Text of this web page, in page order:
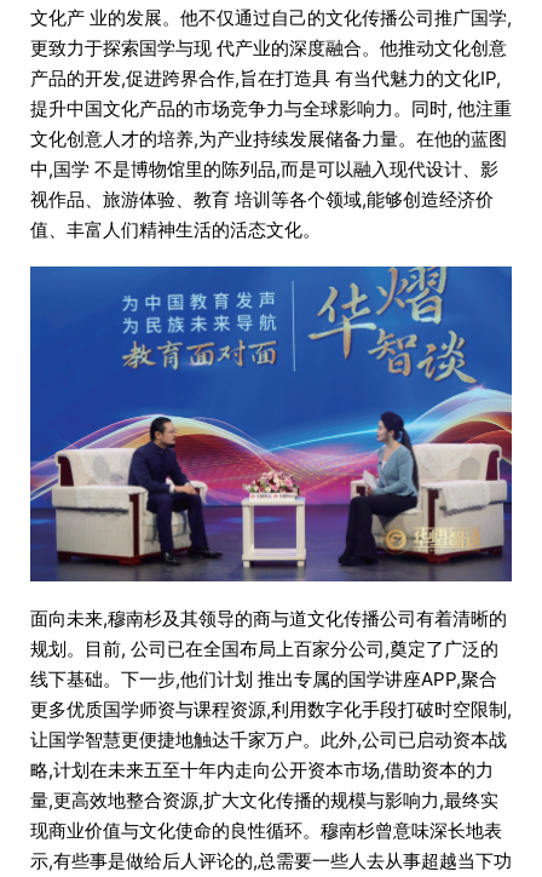
文化产 业的发展。他不仅通过自己的文化传播公司推广国学,
更致力于探索国学与现 代产业的深度融合。他推动文化创意
产品的开发,促进跨界合作,旨在打造具 有当代魅力的文化IP,
提升中国文化产品的市场竞争力与全球影响力。同时, 他注重
文化创意人才的培养,为产业持续发展储备力量。在他的蓝图
中,国学 不是博物馆里的陈列品,而是可以融入现代设计、影
视作品、旅游体验、教育 培训等各个领域,能够创造经济价
值、丰富人们精神生活的活态文化。
面向未来,穆南杉及其领导的商与道文化传播公司有着清晰的
规划。目前, 公司已在全国布局上百家分公司,奠定了广泛的
线下基础。下一步,他们计划 推出专属的国学讲座APP,聚合
更多优质国学师资与课程资源,利用数字化手段打破时空限制,
让国学智慧更便捷地触达千家万户。此外,公司已启动资本战
略,计划在未来五至十年内走向公开资本市场,借助资本的力
量,更高效地整合资源,扩大文化传播的规模与影响力,最终实
现商业价值与文化使命的良性循环。穆南杉曾意味深长地表
示,有些事是做给后人评论的,总需要一些人去从事超越当下功